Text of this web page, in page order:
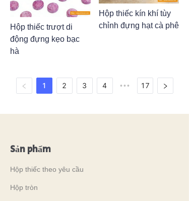
Hộp thiếc trượt di
động đựng kẹo bạc
hà
Hộp thiếc kín khí tùy
chỉnh đựng hạt cà phê
1 2 3 4 ••• 17
Sản phẩm
Hộp thiếc theo yêu cầu
Hộp tròn